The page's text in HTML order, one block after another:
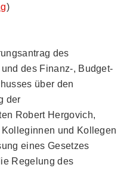
)
des
des Finanz-, Budget-
über den
der
Robert Hergovich,
und Kollegen
eines Gesetzes
Regelung des